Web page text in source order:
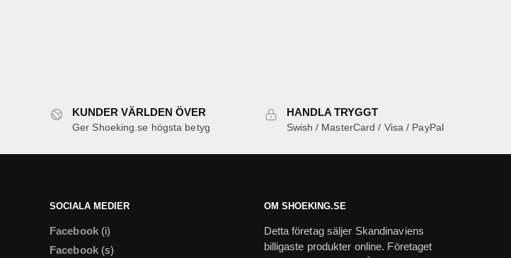
KUNDER VÄRLDEN ÖVER
Ger Shoeking.se högsta betyg
HANDLA TRYGGT
Swish / MasterCard / Visa / PayPal
SOCIALA MEDIER
Facebook(i)
Facebook(s)
OM SHOEKING.SE
Detta företag säljer Skandinaviens
billigaste produkter online. Företaget